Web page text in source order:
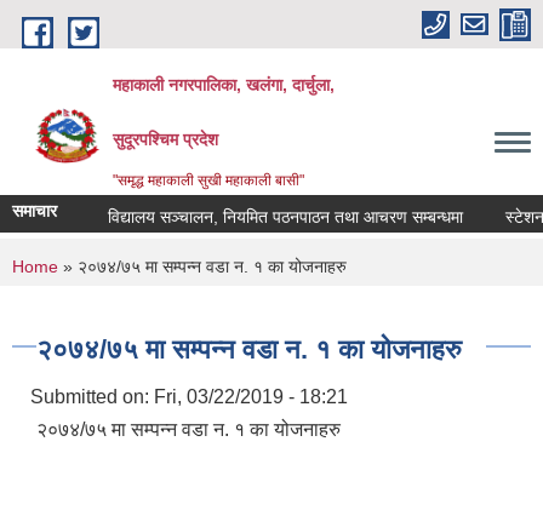
Skip to main content
महाकाली नगरपालिका, खलंगा, दार्चुला,
सुदूरपश्चिम प्रदेश
"समृद्ध महाकाली सुखी महाकाली बासी"
समाचार विद्यालय सञ्चालन, नियमित पठनपाठन तथा आचरण सम्बन्धमा
You are here
Home » २०७४/७५ मा सम्पन्न वडा न. १ का योजनाहरु
२०७४/७५ मा सम्पन्न वडा न. १ का योजनाहरु
Submitted on: Fri, 03/22/2019 - 18:21
२०७४/७५ मा सम्पन्न वडा न. १ का योजनाहरु